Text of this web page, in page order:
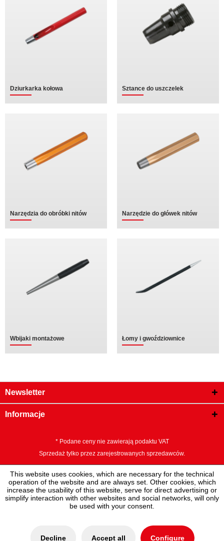
Dziurkarka kołowa Sztance do uszczelek
Narzędzia do obróbki nitów Narzędzie do główek nitów
Wbijaki montażowe Łomy i gwoździownice
Newsletter
Informacje
* Podane ceny nie zawierają podaktu VAT
Sprzedaż tylko przez zarejestrowanych sprzedawców.
This website uses cookies, which are necessary for the technical
operation of the website and are always set. Other cookies, which
increase the usability of this website, serve for direct advertising or
simplify interaction with other websites and social networks, will only
be used with your consent.
Decline Accept all Configure